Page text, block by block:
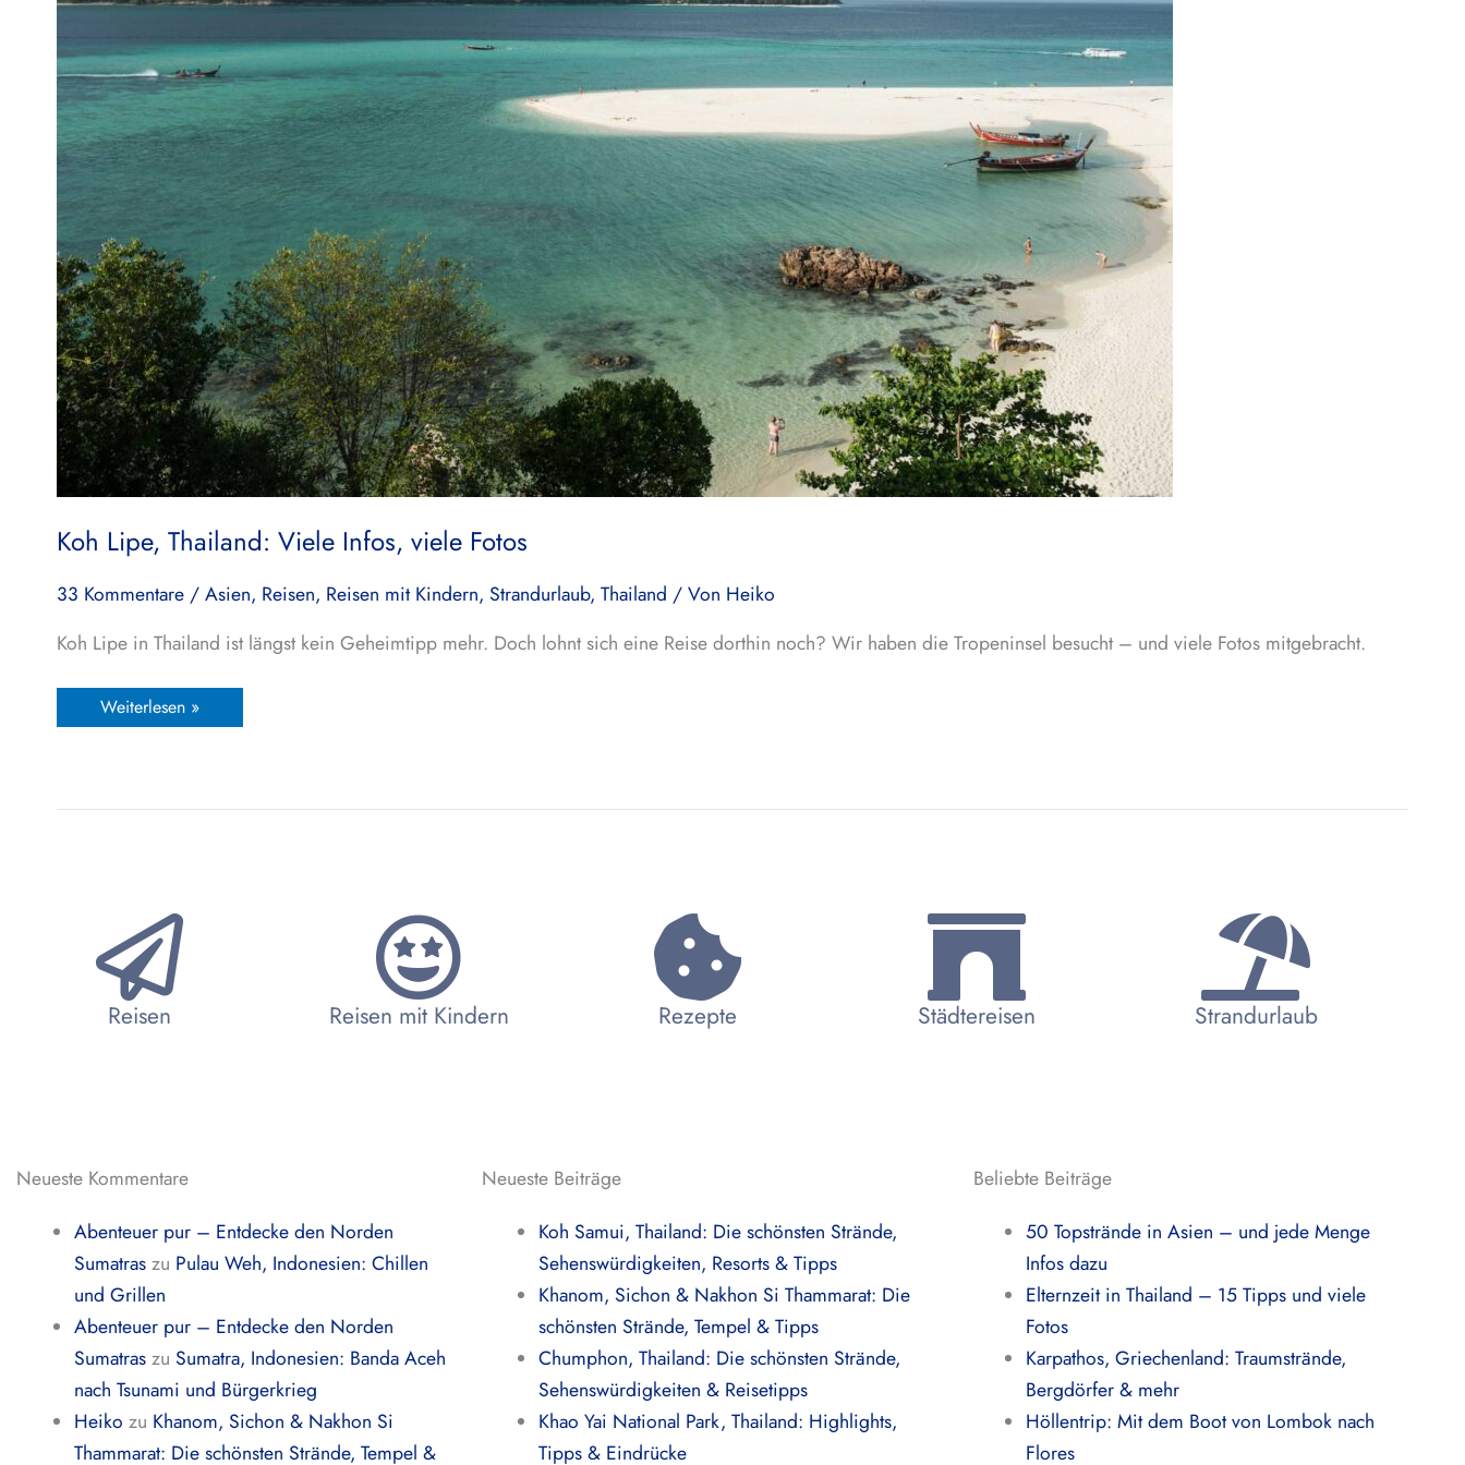
Koh Lipe, Thailand: Viele Infos, viele Fotos
33 Kommentare/Asien, Reisen, Reisen mit Kindern, Strandurlaub, Thailand / Von Heiko
Koh Lipe in Thailand ist längst kein Geheimtipp mehr. Doch lohnt sich eine Reise dorthin noch? Wir haben die Tropeninsel besucht – und viele Fotos mitgebracht.
Weiterlesen »
Reisen Reisen mit Kindern Rezepte Städtereisen Strandurlaub
Neueste Kommentare
Abenteuer pur – Entdecke den Norden
Sumatraszu Pulau Weh, Indonesien: Chillen
und Grillen
Abenteuer pur – Entdecke den Norden
Sumatraszu Sumatra, Indonesien: Banda Aceh
nach Tsunami und Bürgerkrieg
Heiko zu Khanom, Sichon & Nakhon Si
Thammarat: Die schönsten Strände, Tempel &
Neueste Beiträge
Koh Samui, Thailand: Die schönsten Strände,
Sehenswürdigkeiten, Resorts & Tipps
Khanom, Sichon & Nakhon Si Thammarat: Die
schönsten Strände, Tempel & Tipps
Chumphon, Thailand: Die schönsten Strände,
Sehenswürdigkeiten & Reisetipps
Khao Yai National Park, Thailand: Highlights,
Tipps & Eindrücke
Beliebte Beiträge
50 Topstrände in Asien – und jede Menge
Infos dazu
Elternzeit in Thailand – 15 Tipps und viele
Fotos
Karpathos, Griechenland: Traumstrände,
Bergdörfer & mehr
Höllentrip: Mit dem Boot von Lombok nach
Flores